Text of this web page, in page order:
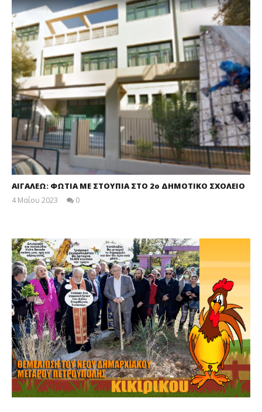
ΑΙΓΑΛΕΩ: ΦΩΤΙΑ ΜΕ ΣΤΟΥΠΙΑ ΣΤΟ 2ο ΔΗΜΟΤΙΚΟ ΣΧΟΛΕΙΟ
4 Μαΐου 2023
0